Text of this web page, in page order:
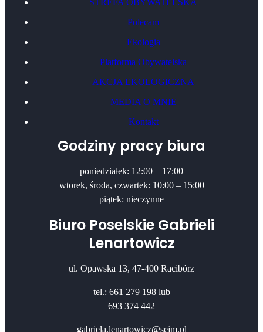
STREFA OBYWATELSKA
Polecam
Ekologia
Platforma Obywatelska
AKCJA EKOLOGICZNA
MEDIA O MNIE
Kontakt
Godziny pracy biura
poniedziałek: 12:00 – 17:00
wtorek, środa, czwartek: 10:00 – 15:00
piątek: nieczynne
Biuro Poselskie Gabrieli
Lenartowicz
ul. Opawska 13, 47-400 Racibórz
tel.: 661 279 198 lub
693 374 442
gabriela.lenartowicz@sejm.pl